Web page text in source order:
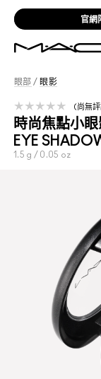
官網
眼部 / 眼影
時尚焦點小眼
EYE
1.5 g / 0.05 oz
尚無